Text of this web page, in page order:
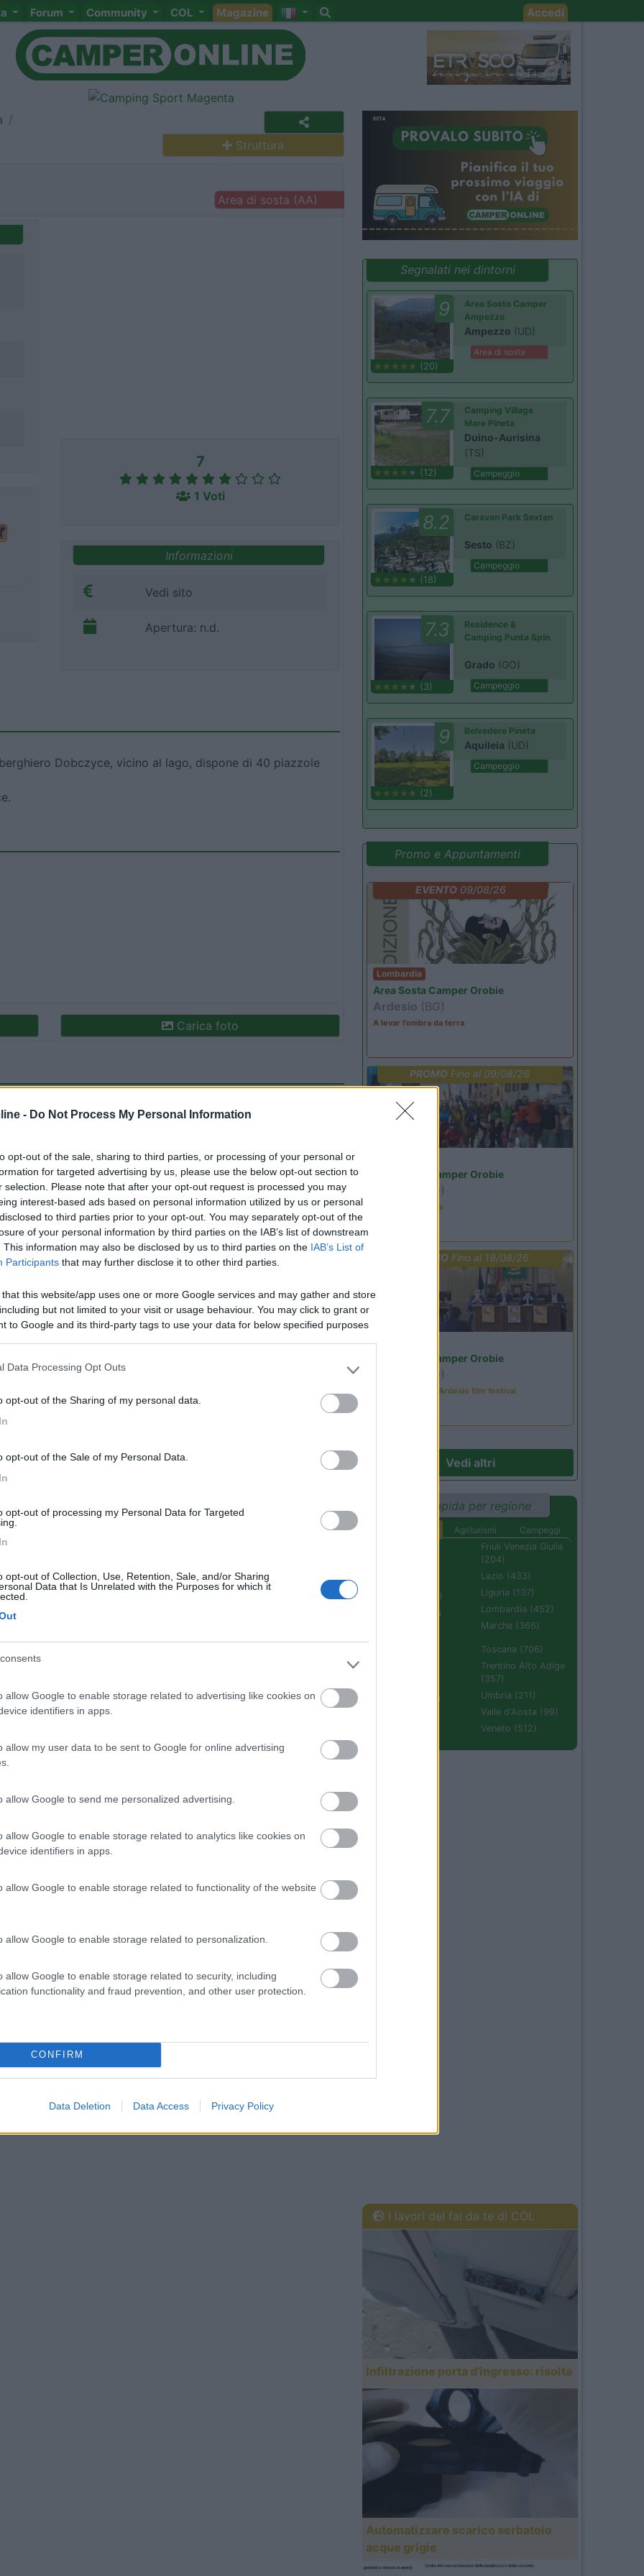
- Do Not Process My Personal Information
opt-out of the sale, sharing to third parties, or processing of your personal or
for targeted advertising by us, please use the below opt-out section to
selection. Please note that after your opt-out request is processed you may
interest-based ads based on personal information utilized by us or personal
to third parties prior to your opt-out. You may separately opt-out of the
of your personal information by third parties on the IAB’s list of downstream
This information may also be disclosed by us to third parties on the IAB’s List of
Participants that may further disclose it to other third parties.
that this website/app uses one or more Google services and may gather and store
but not limited to your visit or usage behaviour. You may click to grant or
to Google and its third-party tags to use your data for below specified purposes
Data Processing Opt Outs
opt-out of the Sharing of my personal data.
opt-out of the Sale of my Personal Data.
opt-out of processing my Personal Data for Targeted
opt-out of Collection, Use, Retention, Sale, and/or Sharing
Data that Is Unrelated with the Purposes for which it
allow Google to enable storage related to advertising like cookies on
identifiers in apps.
allow my user data to be sent to Google for online advertising
allow Google to send me personalized advertising.
allow Google to enable storage related to analytics like cookies on
identifiers in apps.
allow Google to enable storage related to functionality of the website
allow Google to enable storage related to personalization.
allow Google to enable storage related to security, including
functionality and fraud prevention, and other user protection.
CONFIRM
Data Deletion Data Access Privacy Policy
Forum Community COL Magazine Accedi
Struttura
Area di sosta (AA)
7
1 Voti
Informazioni
Vedi sito
Apertura: n.d.
Dobczyce, vicino al lago, dispone di 40 piazzole
Carica foto
(1) Servizi (1) Mostra tutto
sosta. Possibilità di allaccio elettrico e carico acqua,
tipo cantiere, ma pulito. Il tutto di recente costruzione.
del lago. Se avesse anche la possibilità di scaricare,
Pulizia Servizi
Segnalati nei dintorni
9
(20)
Area Sosta Camper
Ampezzo
Ampezzo (UD)
Area di sosta
7.7
(12)
Camping Village
Mare Pineta
Duino-Aurisina
(TS)
Campeggio
8.2
(18)
Caravan Park Sexten
Sesto (BZ)
Campeggio
7.3
(3)
Residence &
Camping Punta Spin
Grado (GO)
Campeggio
9
(2)
Belvedere Pineta
Aquileia (UD)
Campeggio
Promo e Appuntamenti
EVENTO09/08/26
Lombardia
Area Sosta Camper Orobie
Ardesio (BG)
A levar l'ombra da terra
PROMO Fino al 09/08/26
Area Sosta Camper Orobie
(BG)
Ardesio in scatola
PROMO Fino al 18/08/26
Area Sosta Camper Orobie
(BG)
Sacrae Scenae - Ardesio film festival
Vedi altri
Ricerca rapida per regione
Agriturismi
Campeggi
Campania (236)
Emilia Romagna
Friuli Venezia Giulia
(204)
Lazio (433)
Liguria (137)
Lombardia (452)
Marche (366)
Sardegna (336)
Toscana (706)
Trentino Alto Adige
(357)
Umbria (211)
Valle d'Aosta (99)
Veneto (512)
I lavori del fai da te di COL
Infiltrazione porta d'ingresso: risolta
Automatizzare scarico serbatoio
acque grigie